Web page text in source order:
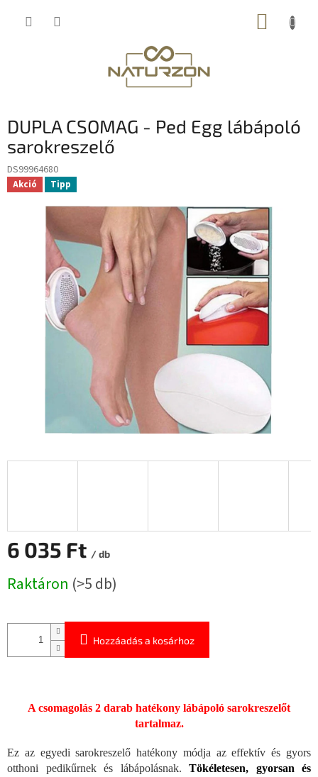
KOSÁR
DUPLA CSOMAG - Ped Egg lábápoló
sarokreszelő
DS99964680
Akció Tipp
6 035 Ft / db
Raktáron (>5 db)
Hozzáadás a kosárhoz
A csomagolás 2 darab hatékony lábápoló sarokreszelőt
tartalmaz.
Ez az egyedi sarokreszelő hatékony módja az effektív és gyors
otthoni pedikűrnek és lábápolásnak. Tökéletesen, gyorsan és